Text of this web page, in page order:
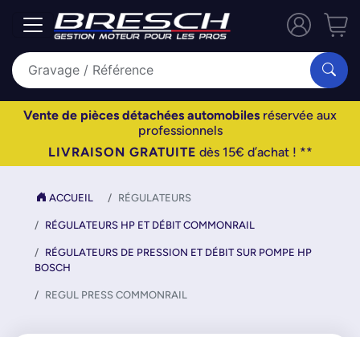
Vente de pièces détachées automobiles réservée aux
professionnels
LIVRAISON GRATUITE dès 15€ d’achat ! **
ACCUEIL RÉGULATEURS
RÉGULATEURS HP ET DÉBIT COMMONRAIL
RÉGULATEURS DE PRESSION ET DÉBIT SUR POMPE HP
BOSCH
REGUL PRESS COMMONRAIL